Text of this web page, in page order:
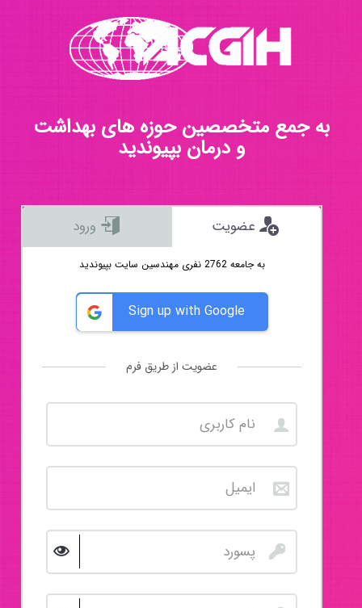
به جمع متخصصین حوزه های بهداشت
و درمان بپیوندید
به جامعه 2762 نفری مهندسین سایت بپیوندید
Sign up with Google
عضویت از طریق فرم